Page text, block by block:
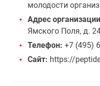
молодости
Адрес
Ямского Поля, д.
Телефон: +7 (495)
Сайт: https://